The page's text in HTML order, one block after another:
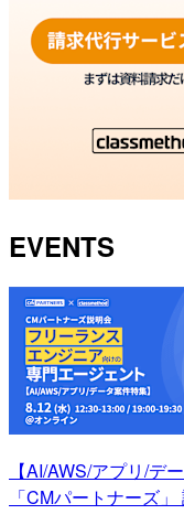
EVENTS
【AI/AWS/アプリ/デ
「CMパートナーズ